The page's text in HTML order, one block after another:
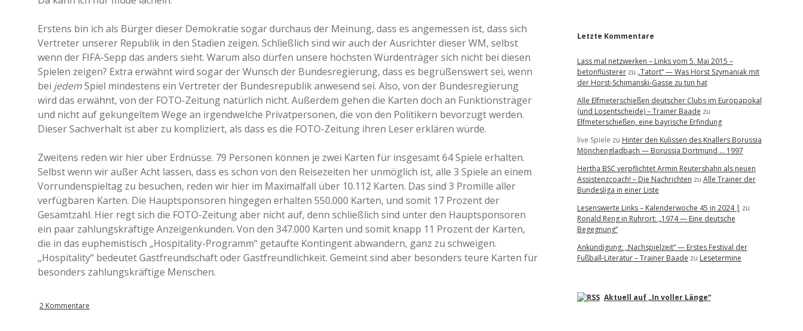
a
a
d
e
Erstens bin ich als Bürger dieser Demokratie sogar durchaus der Meinung, dass es angemessen ist, dass sich
Vertreter unserer Republik in den Stadien zeigen. Schließlich sind wir auch der Ausrichter dieser WM, selbst
wenn der FIFA-Sepp das anders sieht. Warum also dürfen unsere höchsten Würdenträger sich nicht bei diesen
Spielen zeigen? Extra erwähnt wird sogar der Wunsch der Bundesregierung, dass es begrüßenswert sei, wenn
bei jedemSpiel mindestens ein Vertreter der Bundesrepublik anwesend sei. Also, von der Bundesregierung
wird das erwähnt, von der FOTO-Zeitung natürlich nicht. Außerdem gehen die Karten doch an Funktionsträger
und nicht auf gekungeltem Wege an irgendwelche Privatpersonen, die von den Politikern bevorzugt werden.
Dieser Sachverhalt ist aber zu kompliziert, als dass es die FOTO-Zeitung ihren Leser erklären würde.
Zweitens reden wir hier über Erdnüsse. 79 Personen können je zwei Karten für insgesamt 64 Spiele erhalten.
Selbst wenn wir außer Acht lassen, dass es schon von den Reisezeiten her unmöglich ist, alle 3 Spiele an einem
Vorrundenspieltag zu besuchen, reden wir hier im Maximalfall über 10.112 Karten. Das sind 3 Promille aller
verfügbaren Karten. Die Hauptsponsoren hingegen erhalten 550.000 Karten, und somit 17 Prozent der
Gesamtzahl. Hier regt sich die FOTO-Zeitung aber nicht auf, denn schließlich sind unter den Hauptsponsoren
ein paar zahlungskräftige Anzeigenkunden. Von den 347.000 Karten und somit knapp 11 Prozent der Karten,
die in das euphemistisch „Hospitality-Programm“ getaufte Kontingent abwandern, ganz zu schweigen.
„Hospitality“ bedeutet Gastfreundschaft oder Gastfreundlichkeit. Gemeint sind aber besonders teure Karten für
besonders zahlungskräftige Menschen.
2 Kommentare
Letzte Kommentare
Lass mal netzwerken – Links vom 5. Mai 2015 –
betonflüstererzu „Tatort“ — Was Horst Szymaniak mit
der Horst-Schimanski-Gasse zu tun hat
Alle Elfmeterschießen deutscher Clubs im Europapokal
(und Losentscheide) – Trainer Baade zu
Elfmeterschießen, eine bayrische Erfindung
live Spiele zu Hinter den Kulissen des Knallers Borussia
Mönchengladbach — Borussia Dortmund … 1997
Hertha BSC verpflichtet Armin Reutershahn als neuen
Assistenzcoach! – Die Nachrichten zu Alle Trainer der
Bundesliga in einer Liste
Lesenswerte Links – Kalenderwoche 45 in 2024 | zu
Ronald Reng in Ruhrort: „1974 — Eine deutsche
Begegnung“
Ankündigung: „Nachspielzeit“ — Erstes Festival der
Fußball-Literatur – Trainer Baade zu Lesetermine
Aktuell auf „In voller Länge“